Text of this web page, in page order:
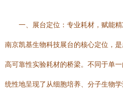
一、展台定位：专业耗材，赋能
南京凯基生物科技展台的核心定位，
高可靠性实验耗材的桥梁。不同于单
统性地呈现了从细胞培养、分子生物